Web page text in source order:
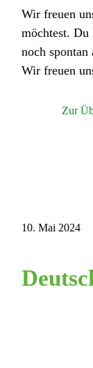
Wir freuen
möchtest.
noch spontan
Wir freuen
Zur
10. Mai 2024